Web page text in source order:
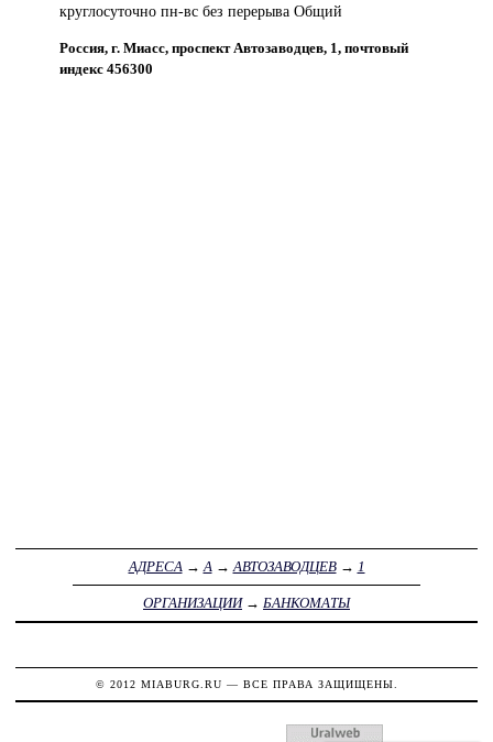
круглосуточно пн-вс без перерыва Общий
Россия, г. Миасс, проспект Автозаводцев, 1, почтовый
индекс 456300
АДРЕСА→А→АВТОЗАВОДЦЕВ→ 1
ОРГАНИЗАЦИИ→ БАНКОМАТЫ
© 2012 MIABURG.RU — ВСЕ ПРАВА ЗАЩИЩЕНЫ.